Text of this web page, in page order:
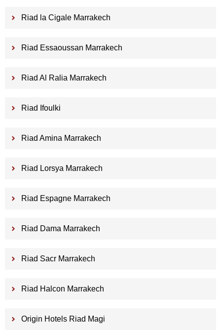
Riad la Cigale Marrakech
Riad Essaoussan Marrakech
Riad Al Ralia Marrakech
Riad Ifoulki
Riad Amina Marrakech
Riad Lorsya Marrakech
Riad Espagne Marrakech
Riad Dama Marrakech
Riad Sacr Marrakech
Riad Halcon Marrakech
Origin Hotels Riad Magi